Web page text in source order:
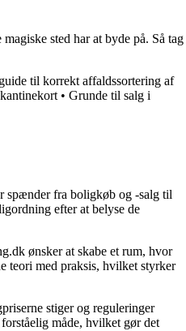
sted har at byde på. Så tag
til korrekt affaldssortering af
• Grunde til salg i
spænder fra boligkøb og -salg til
efter at belyse de
ønsker at skabe et rum, hvor
teori med praksis, hvilket styrker
stiger og reguleringer
måde, hvilket gør det